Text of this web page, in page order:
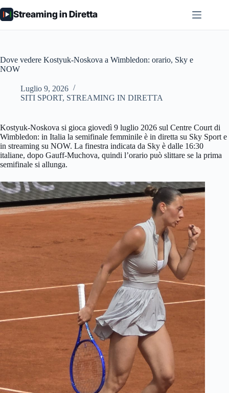
al
contenuto
Streaming in Diretta
Dove vedere Kostyuk-Noskova a Wimbledon: orario, Sky e
NOW
Luglio 9, 2026
SITI SPORT, STREAMING IN DIRETTA
Kostyuk-Noskova si gioca giovedì 9 luglio 2026 sul Centre Court di
Wimbledon: in Italia la semifinale femminile è in diretta su Sky Sport e
in streaming su NOW. La finestra indicata da Sky è dalle 16:30
italiane, dopo Gauff-Muchova, quindi l’orario può slittare se la prima
semifinale si allunga.